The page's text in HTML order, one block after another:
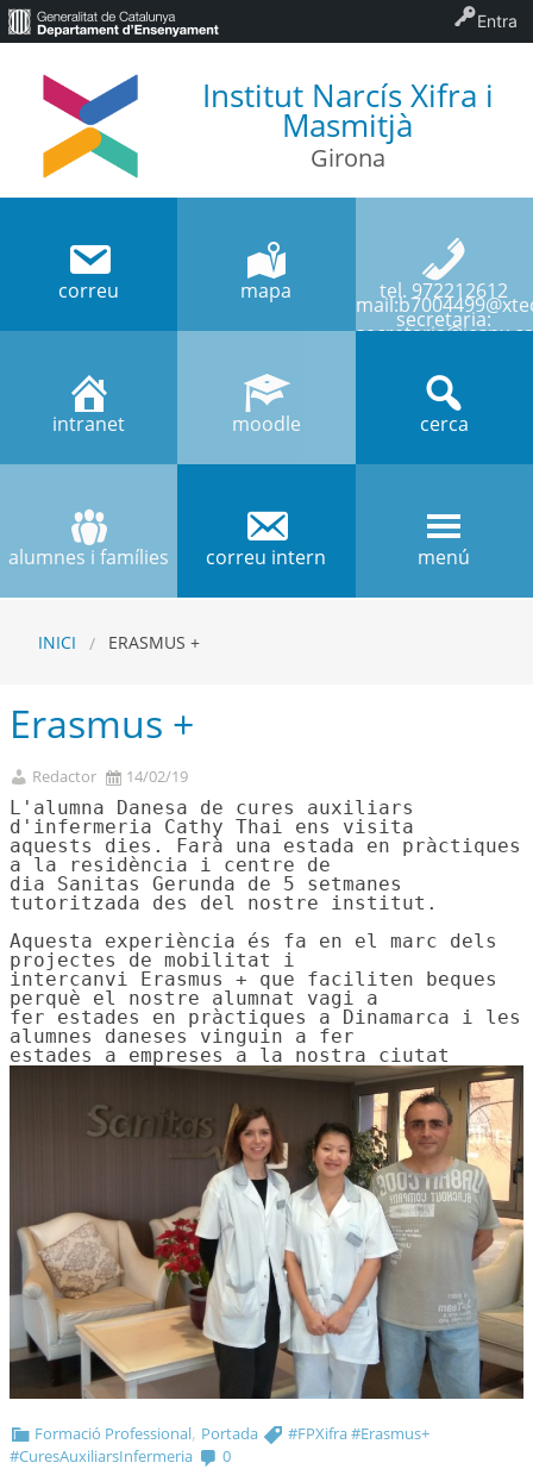
Institut Narcís Xifra i
Masmitjà
Girona
correu mapa tel. 972212612
secretaria:
intranet moodle cerca
alumnes i famílies correu intern menú
INICI ERASMUS +
Erasmus +
Redactor 14/02/19
L'alumna Danesa de cures auxiliars
d'infermeria Cathy Thai ens visita
aquests dies. Farà una estada en pràctiques
a la residència i centre de
dia Sanitas Gerunda de 5 setmanes
tutoritzada des del nostre institut.
Aquesta experiència és fa en el marc dels
projectes de mobilitat i
intercanvi Erasmus + que faciliten beques
perquè el nostre alumnat vagi a
fer estades en pràctiques a Dinamarca i les
alumnes daneses vinguin a fer
estades a empreses a la nostra ciutat
Formació Professional, Portada
#FPXifra #Erasmus+
#CuresAuxiliarsInfermeria
0
Entra